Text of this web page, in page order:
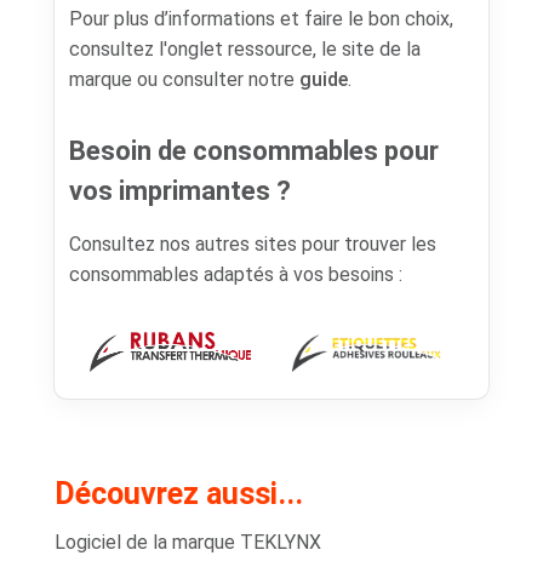
Pour plus d’informations et faire le bon choix,
consultez l'onglet ressource, le site de la
marque ou consulter notre guide.
Besoin de consommables pour
vos imprimantes ?
Consultez nos autres sites pour trouver les
consommables adaptés à vos besoins :
Découvrez aussi...
Logiciel de la marque TEKLYNX